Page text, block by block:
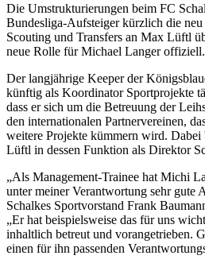
Die Umstrukturierungen beim FC
Bundesliga-Aufsteiger kürzlich die
Scouting und Transfers an Max Lüftl
neue Rolle für Michael Langer offiziell.
Der langjährige Keeper der
künftig als Koordinator Sportprojekte
dass er sich um die Betreuung der
den internationalen Partnervereinen,
weitere Projekte kümmern wird. Dabei
Lüftl in dessen Funktion als Direktor
„Als Management-Trainee hat Michi
unter meiner Verantwortung sehr gute
Schalkes Sportvorstand Frank
„Er hat beispielsweise das für uns
inhaltlich betreut und vorangetrieben.
einen für ihn passenden